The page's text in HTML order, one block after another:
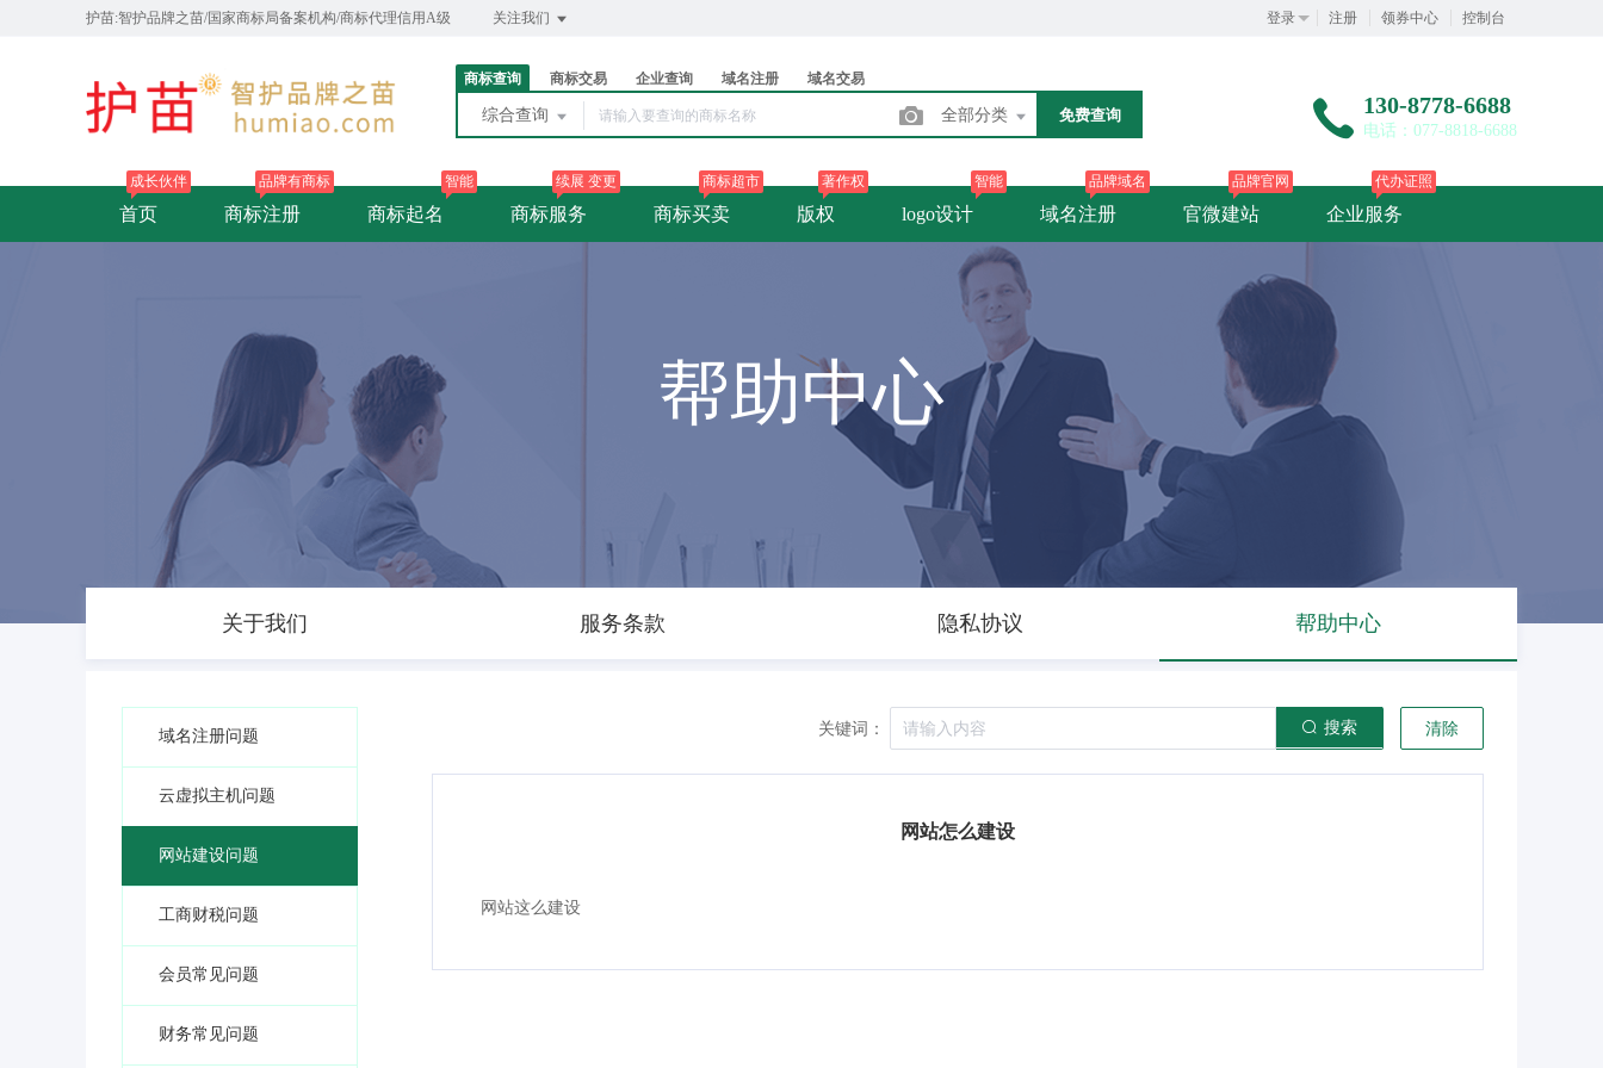
护苗:智护品牌之苗/国家商标局备案机构/商标代理信用A级 关注我们 登录 注册 领券中心 控制台
商标查询 商标交易 企业查询 域名注册 域名交易
综合查询 全部分类 免费查询 130-8778-6688
电话：077-8818-6688
首页
成长伙伴
商标注册
品牌有商标
商标起名
智能
商标服务
续展 变更
商标买卖
商标超市
版权
著作权
logo设计
智能
域名注册
品牌域名
官微建站
品牌官网
企业服务
代办证照
帮助中心
关于我们 服务条款 隐私协议 帮助中心
域名注册问题
云虚拟主机问题
网站建设问题
工商财税问题
会员常见问题
财务常见问题
关键词： 搜索 清除
网站怎么建设
网站这么建设